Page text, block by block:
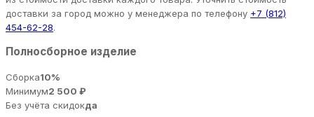
доставки за город можно у менеджера по телефону +7 (812)
454-62-28.
Полносборное изделие
Сборка10%
Минимум2 500 ₽
Без учёта скидокда